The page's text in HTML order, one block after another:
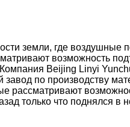
земли, где
возможность
Beijing Linyi
по производству
только что поднялся